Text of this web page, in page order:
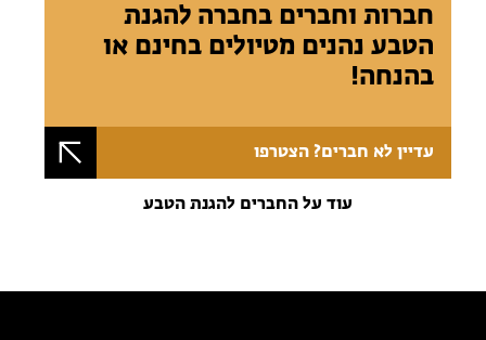
חברות וחברים בחברה להגנת
הטבע נהנים מטיולים בחינם או
בהנחה!
עדיין לא חברים? הצטרפו
עוד על החברים להגנת הטבע